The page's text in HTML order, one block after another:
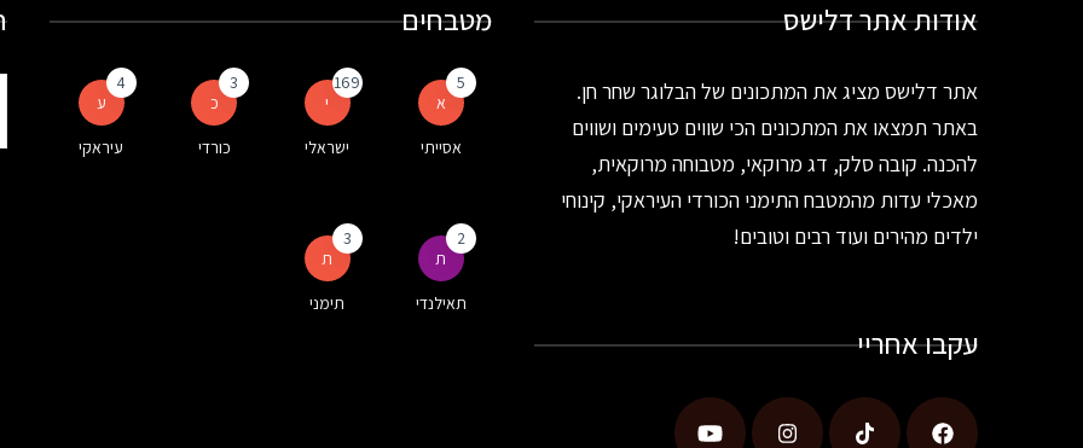
אודות אתר דלישס
אתר דלישס מציג את המתכונים של הבלוגר שחר חן.
באתר תמצאו את המתכונים הכי שווים טעימים ושווים
להכנה. קובה סלק, דג מרוקאי, מטבוחה מרוקאית,
מאכלי עדות מהמטבח התימני הכורדי העיראקי, קינוחי
ילדים מהירים ועוד רבים וטובים!
עקבו אחריי
מטבחים
א
5
אסייתי
י
169
ישראלי
כ
3
כורדי
ע
4
עיראקי
ת
2
תאילנדי
ת
3
תימני